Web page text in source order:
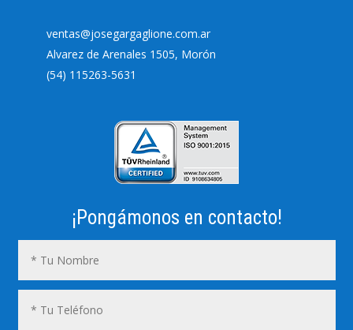
ventas@josegargaglione.com.ar
Alvarez de Arenales 1505, Morón
(54) 115263-5631
¡Pongámonos en contacto!